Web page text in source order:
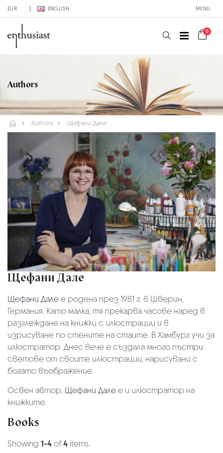
EUR ENGLISH MENU
0
Authors
Authors Щефани Дале
Щефани Дале
Щефани Далее родена през 1981 г. в Шверин,
Германия. Като малка, тя прекарва часове наред в
разглеждане на книжки с илюстрации и в
изрисуване по стените на стаите. В Хамбург учи за
илюстратор. Днес вече е създала много пъстри
светове от своите илюстрации, нарисувани с
богато въображение.
Освен автор, Щефани Далее и илюстратор на
книжките.
Books
Showing 1-4of4 items.